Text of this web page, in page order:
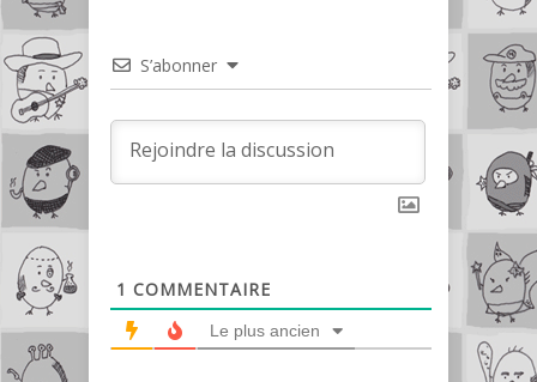
S’abonner
1 COMMENTAIRE
Le plus ancien